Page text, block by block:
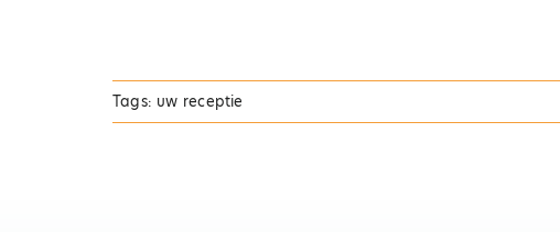
Tags: uw receptie